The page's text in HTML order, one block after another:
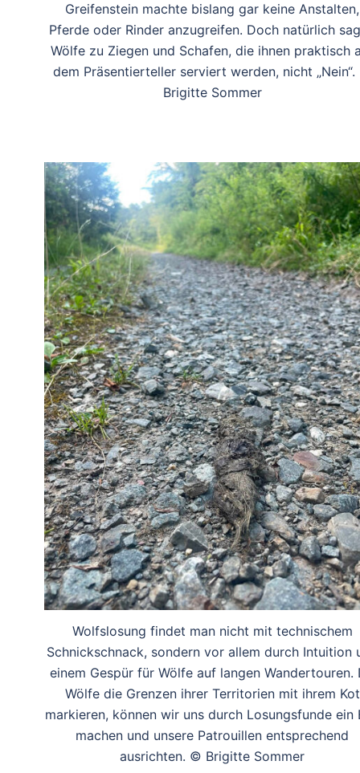
Greifenstein machte bislang gar keine Anstalten,
Pferde oder Rinder anzugreifen. Doch natürlich
Wölfe zu Ziegen und Schafen, die ihnen praktisch
dem Präsentierteller serviert werden, nicht
Brigitte Sommer
Wolfslosung findet man nicht mit technischem
Schnickschnack, sondern vor allem durch Intuition
einem Gespür für Wölfe auf langen Wandertouren.
Wölfe die Grenzen ihrer Territorien mit ihrem Kot
markieren, können wir uns durch Losungsfunde ein
machen und unsere Patrouillen entsprechend
ausrichten. © Brigitte Sommer